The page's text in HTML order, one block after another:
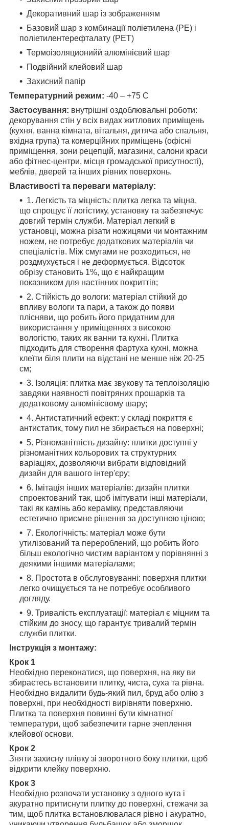
Декоративний шар із зображенням
Базовий шар з комбинації поліетилена (PE) і
поліетилентерефталату (PET)
Термоізоляционийй алюмінієвий шар
Подвійний клейовий шар
Захисний папір
Температурний режим: -40 – +75 С
Застосування: внутрішні оздоблювальні роботи:
декорування стін у всіх видах житлових приміщень
(кухня, ванна кімната, вітальня, дитяча або спальня,
вхідна група) та комерційних приміщень (офісні
приміщення, зони рецепцій, магазини, салони краси
або фітнес-центри, місця громадської присутності),
меблів, дверей та інших рівних поверхонь.
Властивості та переваги матеріалу:
1. Легкість та міцність: плитка легка та міцна,
що спрощує її логістику, установку та забезпечує
довгий термін служби. Матеріал легкий в
установці, можна різати ножицями чи монтажним
ножем, не потребує додаткових матеріалів чи
спеціалістів. Між смугами не розходиться, не
роздмухується і не деформується. Відсоток
обрізу становить 1%, що є найкращим
показником для настінних покриттів;
2. Стійкість до вологи: матеріал стійкий до
впливу вологи та пари, а також до появи
плісняви, що робить його придатним для
використання у приміщеннях з високою
вологістю, таких як ванни та кухні. Плитка
підходить для створення фартуха кухні, можна
клеїти біля плити на відстані не менше ніж 20-25
см;
3. Ізоляція: плитка має звукову та теплоізоляцію
завдяки наявності повітряних прошарків та
додатковому алюмінієвому шару;
4. Антистатичний ефект: у складі покриття є
антистатик, тому пил не збирається на поверхні;
5. Різноманітність дизайну: плитки доступні у
різноманітних кольорових та структурних
варіаціях, дозволяючи вибрати відповідний
дизайн для вашого інтер'єру;
6. Імітація інших матеріалів: дизайн плитки
спроектований так, щоб імітувати інші матеріали,
такі як камінь або кераміку, представляючи
естетично приємне рішення за доступною ціною;
7. Екологічність: матеріал може бути
утилізований та перероблений, що робить його
більш екологічно чистим варіантом у порівнянні з
деякими іншими матеріалами;
8. Простота в обслуговуванні: поверхня плитки
легко очищується та не потребує особливого
догляду.
9. Тривалість експлуатації: матеріал є міцним та
стійким до зносу, що гарантує тривалий термін
служби плитки.
Інструкція з монтажу:
Крок 1
Необхідно переконатися, що поверхня, на яку ви
збираєтесь встановити плитку, чиста, суха та рівна.
Необхідно видалити будь-який пил, бруд або олію з
поверхні, при необхідності вирівняти поверхню.
Плитка та поверхня повинні бути кімнатної
температури, щоб забезпечити гарне зчеплення
клейової основи.
Крок 2
Зняти захисну плівку зі зворотного боку плитки, щоб
відкрити клейку поверхню.
Крок 3
Необхідно розпочати установку з одного кута і
акуратно притиснути плитку до поверхні, стежачи за
тим, щоб плитка встановлювалася рівно і акуратно,